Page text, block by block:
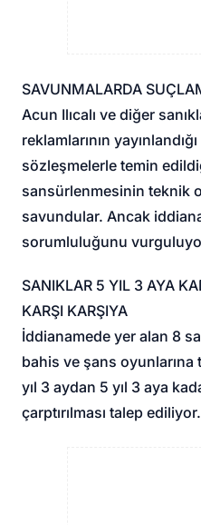
SAVUNMALARDA
Acun Ilıcalı ve diğer
reklamlarının
sözleşmelerle temin
sansürlenmesinin teknik
savundular. Ancak
sorumluluğunu
SANIKLAR 5 YIL 3 AYA
KARŞI KARŞIYA
İddianamede yer alan 8
bahis ve şans
yıl 3 aydan 5 yıl 3 aya
çarptırılması talep ediliyor.